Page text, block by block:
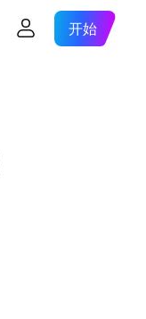
开始